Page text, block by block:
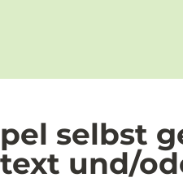
selbst
und/